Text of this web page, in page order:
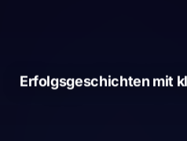
Erfolgsgeschichten mit